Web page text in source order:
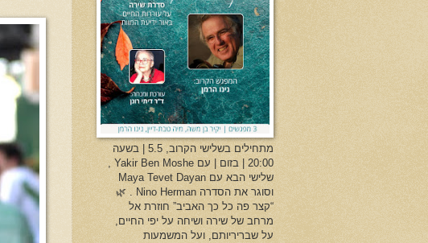
מתחילים בשלישי הקרוב, 5.5 | בשעה
20:00 | בזום | עם Yakir Ben Moshe ,
שלישי הבא עם Maya Tevet Dayan
וסוגר את הסדרה Nino Herman . 🌿
“קצר פה כל כך האביב” חוזרת אל
מרחב של שירה ושיחה על יפי החיים,
על שבריריותם, ועל המשמעות